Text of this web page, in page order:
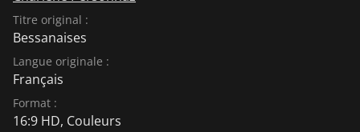
Titre original :
Bessanaises
Langue originale :
Français
Format :
16:9 HD, Couleurs